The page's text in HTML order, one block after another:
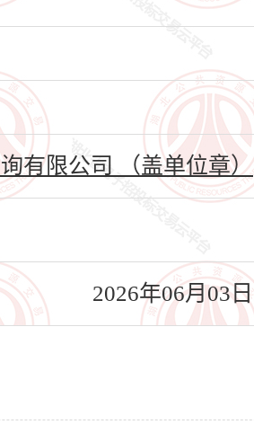
有限公司 （盖单位章）
2026年06月03日